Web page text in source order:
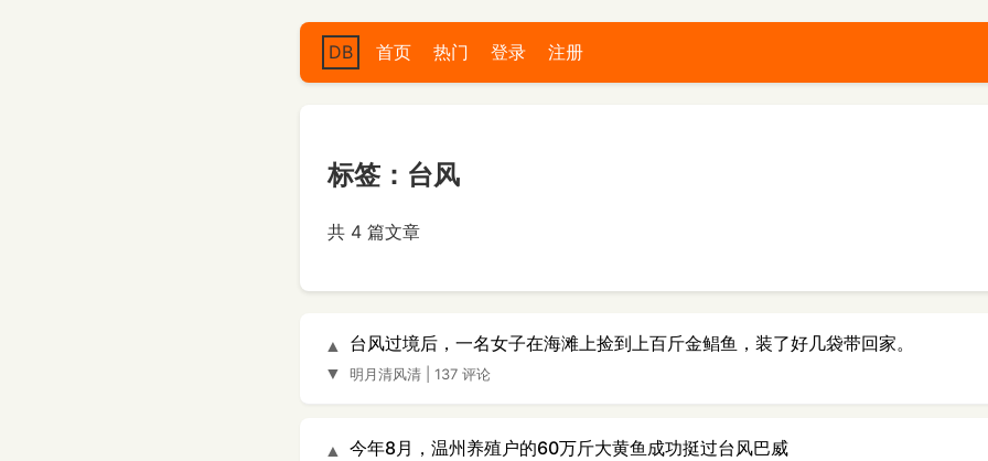
DB 首页 热门 登录 注册
标签：台风
共 4 篇文章
▲
▼
台风过境后，一名女子在海滩上捡到上百斤金鲳鱼，装了好几袋带回家。
明月清风清 137 评论
▲
今年8月，温州养殖户的60万斤大黄鱼成功挺过台风巴威